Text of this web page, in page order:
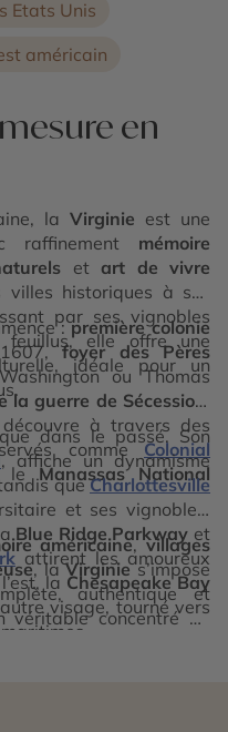
Etats Unis
américain
en
la Virginie est une
raffinement mémoire
et art de vivre
villes historiques à ses
par ses vignobles
elle offre une
idéale pour un
:première colonie
foyer des Pères
ou Thomas
la guerre de Sécession
à travers des
commeColonial
leManassas National
dans le passé. Son
, affiche un dynamisme
queCharlottesville
et ses vignobles.
Blue Ridge Parkway et
attirent les amoureux
la Chesapeake Bay
visage, tourné vers
américaine,villages
, laVirginies’impose
authentique et
véritable concentré de
à découvrir en toute